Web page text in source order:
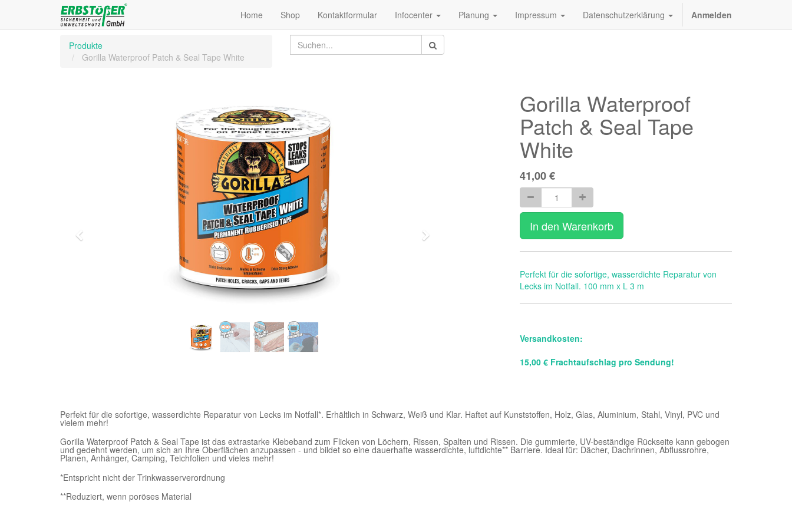
Home Shop Kontaktformular Infocenter Planung Impressum Datenschutzerklärung Anmelden
Produkte
Gorilla Waterproof Patch & Seal Tape White
Weiter
Gorilla Waterproof
Patch & Seal Tape
White
41,00€
In den Warenkorb
Perfekt für die sofortige, wasserdichte Reparatur von
Lecks im Notfall. 100 mm x L 3 m
Versandkosten:
15,00 € Frachtaufschlag pro Sendung!
Perfekt für die sofortige, wasserdichte Reparatur von Lecks im Notfall*. Erhältlich in Schwarz, Weiß und Klar. Haftet auf Kunststoffen, Holz, Glas, Aluminium, Stahl, Vinyl, PVC und
vielem mehr!
Gorilla Waterproof Patch & Seal Tape ist das extrastarke Klebeband zum Flicken von Löchern, Rissen, Spalten und Rissen. Die gummierte, UV-beständige Rückseite kann gebogen
und gedehnt werden, um sich an Ihre Oberflächen anzupassen - und bildet so eine dauerhafte wasserdichte, luftdichte** Barriere. Ideal für: Dächer, Dachrinnen, Abflussrohre,
Planen, Anhänger, Camping, Teichfolien und vieles mehr!
*Entspricht nicht der Trinkwasserverordnung
**Reduziert, wenn poröses Material